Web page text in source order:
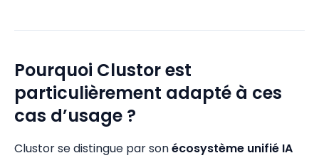
Pourquoi Clustor est
particulièrement adapté à ces
cas d’usage ?
Clustor se distingue par sonécosystème unifié IA